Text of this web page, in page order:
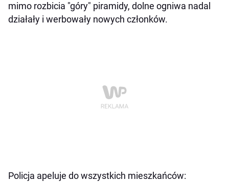
mimo rozbicia "góry" piramidy, dolne ogniwa nadal
działały i werbowały nowych członków.
Policja apeluje do wszystkich mieszkańców: